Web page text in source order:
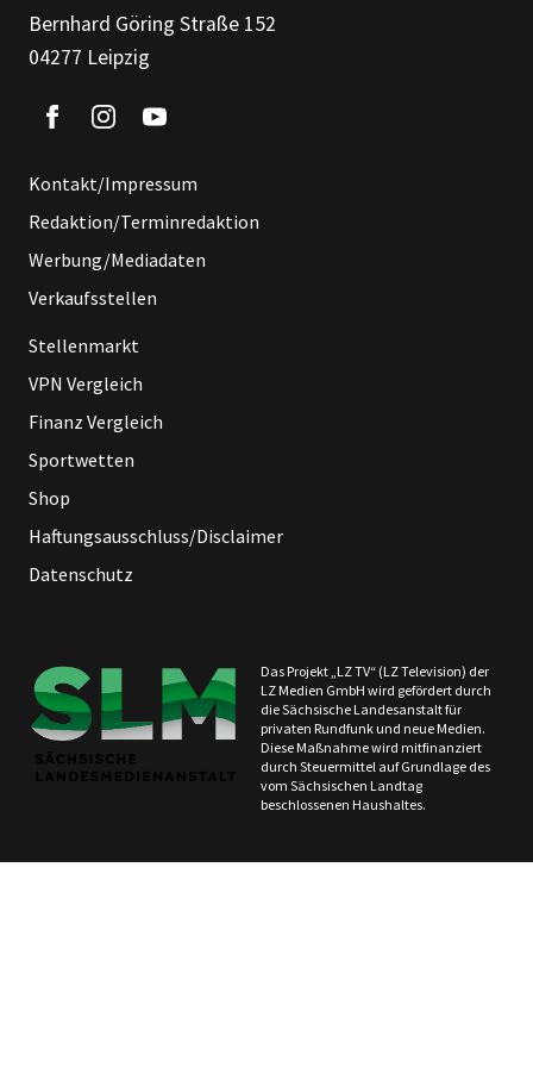
Bernhard Göring Straße 152
04277 Leipzig
Kontakt/Impressum
Redaktion/Terminredaktion
Werbung/Mediadaten
Verkaufsstellen
Stellenmarkt
VPN Vergleich
Finanz Vergleich
Sportwetten
Shop
Haftungsausschluss/Disclaimer
Datenschutz
Das Projekt „LZ TV“ (LZ Television) der
LZ Medien GmbH wird gefördert durch
die Sächsische Landesanstalt für
privaten Rundfunk und neue Medien.
Diese Maßnahme wird mitfinanziert
durch Steuermittel auf Grundlage des
vom Sächsischen Landtag
beschlossenen Haushaltes.